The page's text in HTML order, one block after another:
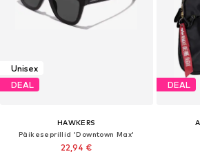
Unisex
DEAL
HAWKERS
Päikeseprillid 'Downtown Max'
22,94 €
DEAL